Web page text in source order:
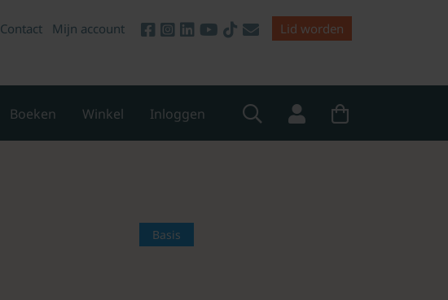
Contact Mijn account Lid worden
Boeken Winkel Inloggen
Basis